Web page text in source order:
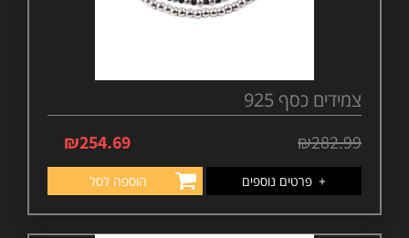
צמידים כסף 925
₪282.99
₪254.69
+ פרטים נוספים הוספה לסל